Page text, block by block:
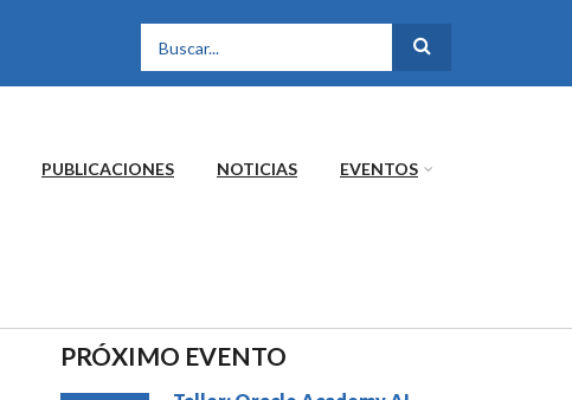
FORMULARIO DE
PUBLICACIONES NOTICIAS EVENTOS
PRÓXIMO EVENTO